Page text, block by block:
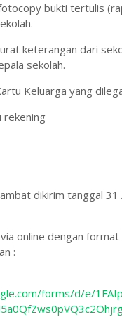
bukti tertulis
keterangan dari
sekolah.
Keluarga yang
rekening
dikirim tanggal 31
online dengan format
:
forms/d/e/